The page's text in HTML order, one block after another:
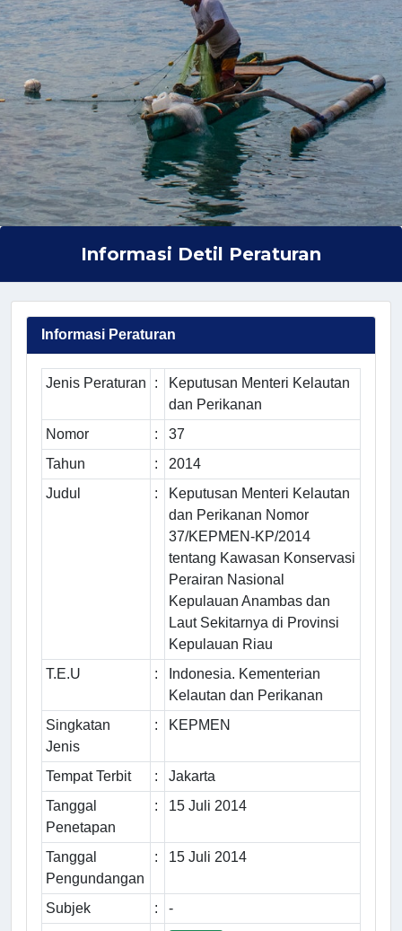
Informasi Detil Peraturan
Informasi Peraturan
Jenis Peraturan :
Keputusan Menteri Kelautan
dan Perikanan
Nomor
:
37
Tahun
:
2014
Judul
:
Keputusan Menteri Kelautan
dan Perikanan Nomor
37/KEPMEN-KP/2014
tentang Kawasan Konservasi
Perairan Nasional
Kepulauan Anambas dan
Laut Sekitarnya di Provinsi
Kepulauan Riau
T.E.U
:
Indonesia. Kementerian
Kelautan dan Perikanan
Singkatan
Jenis
: KEPMEN
Tempat Terbit :
Jakarta
Tanggal
Penetapan
: 15 Juli 2014
Tanggal
Pengundangan
: 15 Juli 2014
Subjek :
-